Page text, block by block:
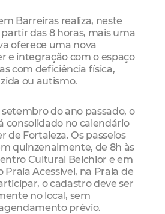
Barreiras realiza, neste
partir das 8 horas, mais uma
oferece uma nova
e integração com o espaço
com deficiência física,
ou autismo.
do ano passado, o
consolidado no calendário
de Fortaleza. Os passeios
quinzenalmente, de 8h às
Cultural Belchior e em
Acessível, na Praia de
o cadastro deve ser
no local, sem
prévio.